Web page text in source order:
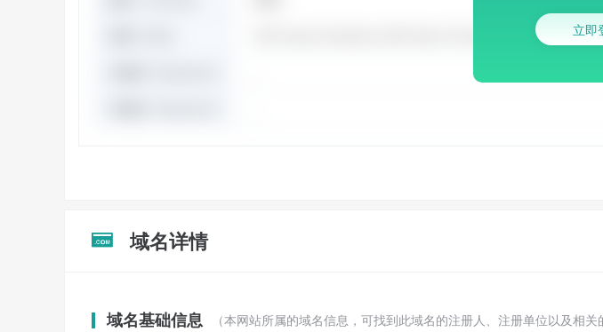
立即
 域名详情
域名基础信息 （本网站所属的域名信息，可找到此域名的注册人、注册单位以及相